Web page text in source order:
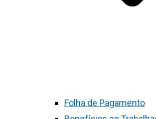
Folha de Pagamento